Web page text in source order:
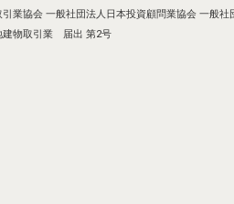
業協会 一般社団法人日本投資顧問業協会 一般
建物取引業 届出 第2号